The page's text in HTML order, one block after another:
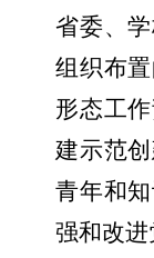
省委、
组织布
形态工
建示范
青年和
强和改进